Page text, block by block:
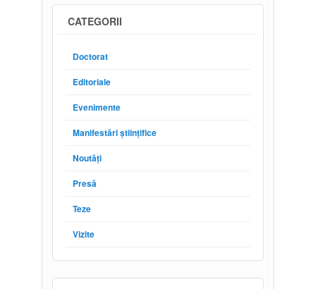
CATEGORII
Doctorat
Editoriale
Evenimente
Manifestări științifice
Noutăți
Presă
Teze
Vizite